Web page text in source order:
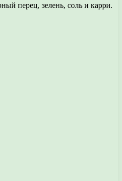
перец, зелень, соль и карри.